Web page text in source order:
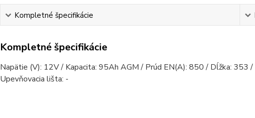
Kompletné špecifikácie
Kompletné špecifikácie
Napätie (V): 12V / Kapacita: 95Ah AGM / Prúd EN(A): 850 / Dĺžka:
Upevňovacia lišta: -